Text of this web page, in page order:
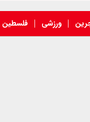
ورزشی فلسطین